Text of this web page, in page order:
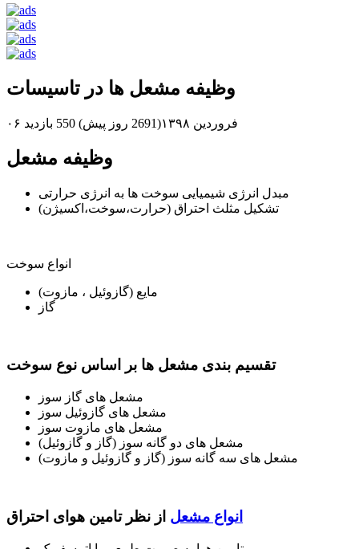
وظیفه مشعل ها در تاسیسات
۰۶ فروردین ۱۳۹۸(2691 روز پیش) 550 بازدید
وظیفه مشعل
مبدل انرژی شیمیایی سوخت ها به انرژی حرارتی
تشکیل مثلث احتراق (حرارت،سوخت،اکسیژن)
انواع سوخت
مایع (گازوئیل ، مازوت)
گاز
تقسیم بندی مشعل ها بر اساس نوع سوخت
مشعل های گاز سوز
مشعل های گازوئیل سوز
مشعل های مازوت سوز
مشعل های دو گانه سوز (گاز و گازوئیل)
مشعل های سه گانه سوز (گاز و گازوئیل و مازوت)
انواع مشعل از نظر تامین هوای احتراق